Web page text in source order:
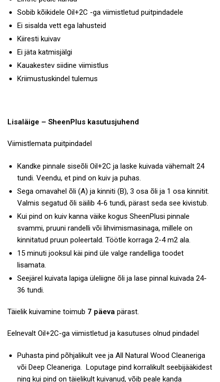
Sobib kõikidele Oil+2C -ga viimistletud puitpindadele
Ei sisalda vett ega lahusteid
Kiiresti kuivav
Ei jäta katmisjälgi
Kauakestev siidine viimistlus
Kriimustuskindel tulemus
Lisaläige – SheenPlus kasutusjuhend
Viimistlemata puitpindadel
Kandke pinnale siseõli Oil+2C ja laske kuivada vähemalt 24
tundi. Veendu, et pind on kuiv ja puhas.
Sega omavahel õli (A) ja kinniti (B), 3 osa õli ja 1 osa kinnitit.
Valmis segatud õli säilib 4-6 tundi, pärast seda see kivistub.
Kui pind on kuiv kanna väike kogus SheenPlusi pinnale
svammi, pruuni randelli või lihvimismasinaga, millele on
kinnitatud pruun poleertald. Töötle korraga 2-4 m2 ala.
15 minuti jooksul käi pind üle valge randelliga toodet
lisamata.
Seejärel kuivata lapiga üleliigne õli ja lase pinnal kuivada 24-
36 tundi.
Täielik kuivamine toimub 7 päeva pärast.
Eelnevalt Oil+2C-ga viimistletud ja kasutuses olnud pindadel
Puhasta pind põhjalikult vee ja All Natural Wood Cleaneriga
või Deep Cleaneriga. Loputage pind korralikult seebijääkidest
ning kui pind on täielikult kuivanud, võib peale kanda